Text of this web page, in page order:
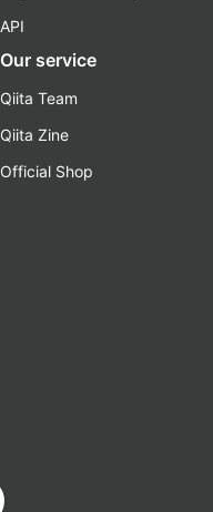
API
Our service
Qiita Team
Qiita Zine
Official Shop